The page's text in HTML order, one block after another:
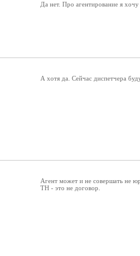
Да нет. Про агентирование я
А хотя да. Сейчас диспетчера
Агент может и не совершать не
ТН - это не договор.